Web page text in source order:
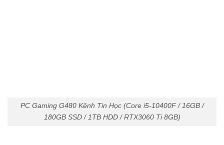
PC Gaming G480 Kênh Tin Học (Core i5-10400F / 16GB /
180GB SSD / 1TB HDD / RTX3060 Ti 8GB)